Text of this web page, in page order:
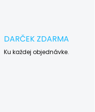
DARČEK ZDARMA
Ku každej objednávke.